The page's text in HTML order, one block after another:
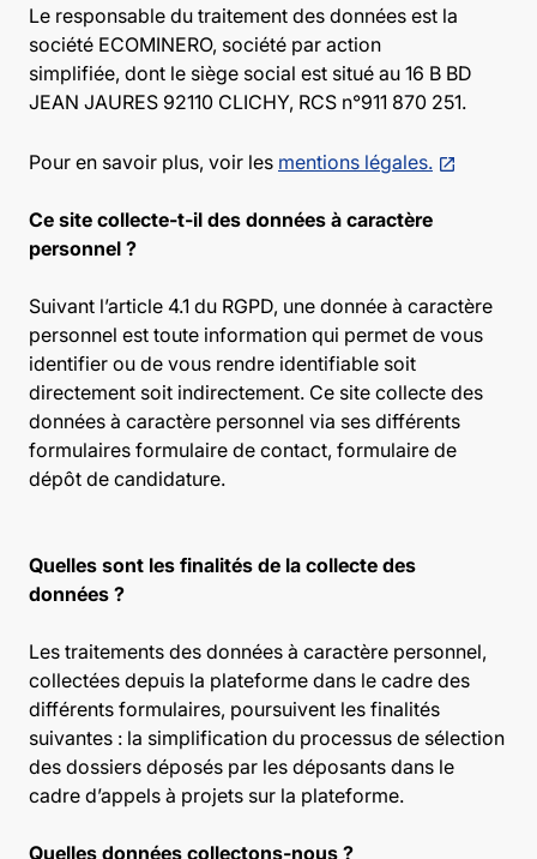
Le responsable du traitement des données est la
société ECOMINERO, société par action
simplifiée, dont le siège social est situé au 16 B BD
JEAN JAURES 92110 CLICHY, RCS n°911 870 251.
Pour en savoir plus, voir les mentions légales.
Ce site collecte-t-il des données à caractère
personnel ?
Suivant l’article 4.1 du RGPD, une donnée à caractère
personnel est toute information qui permet de vous
identifier ou de vous rendre identifiable soit
directement soit indirectement. Ce site collecte des
données à caractère personnel via ses différents
formulaires formulaire de contact, formulaire de
dépôt de candidature.
Quelles sont les finalités de la collecte des
données ?
Les traitements des données à caractère personnel,
collectées depuis la plateforme dans le cadre des
différents formulaires, poursuivent les finalités
suivantes : la simplification du processus de sélection
des dossiers déposés par les déposants dans le
cadre d’appels à projets sur la plateforme.
Quelles données collectons-nous ?